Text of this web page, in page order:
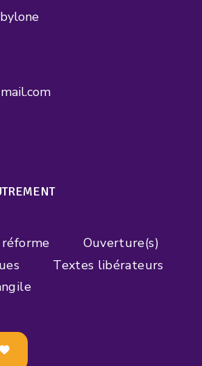
Ouverture(s)
Textes libérateurs